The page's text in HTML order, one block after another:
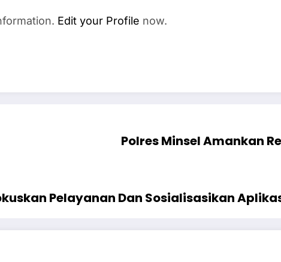
Edit your Profile now.
Polres Minsel Amankan
Pelayanan Dan Sosialisasikan